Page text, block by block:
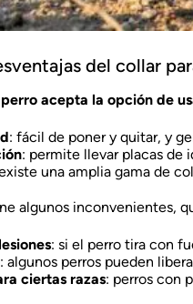
del collar
acepta la opción de
: fácil de poner y quitar, y
: permite llevar placas de
una amplia gama de
algunos inconvenientes,
: si el perro tira con
: algunos perros pueden
ciertas razas: perros con